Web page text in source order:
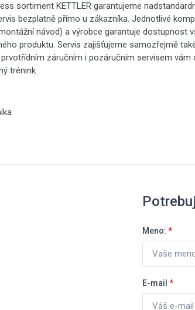
sortiment KETTLER garantujeme
bezplatně přímo u zákazníka. Jednotlivé
návod) a výrobce garantuje dostupnost
produktu. Servis zajišťujeme samozřejmě
záručním i pozáručním servisem vám
trénink.
Meno: *
E-mail *